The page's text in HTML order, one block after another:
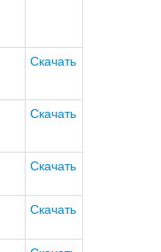
Скачать
Скачать
Скачать
Скачать